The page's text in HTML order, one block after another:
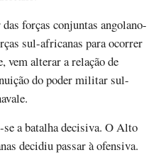
forças conjuntas angolano-
sul-africanas para ocorrer
vem alterar a relação de
do poder militar sul-
a batalha decisiva. O Alto
decidiu passar à ofensiva.